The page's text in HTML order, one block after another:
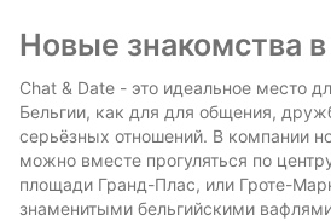
Новые знакомства
Chat & Date - это идеальное место
Бельгии, как для для общения,
серьёзных отношений. В компании
можно вместе прогуляться по
площади Гранд-Плас, или Гроте-
знаменитыми бельгийскими